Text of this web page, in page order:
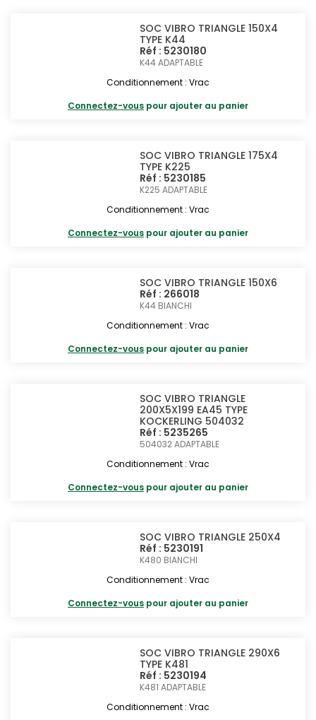
SOC VIBRO TRIANGLE 150X4
TYPE K44
Réf : 5230180
K44ADAPTABLE
Conditionnement : Vrac
Connectez-vous pour ajouter au panier
SOC VIBRO TRIANGLE 175X4
TYPE K225
Réf : 5230185
K225ADAPTABLE
Conditionnement : Vrac
Connectez-vous pour ajouter au panier
SOC VIBRO TRIANGLE 150X6
Réf : 266018
K44 BIANCHI
Conditionnement : Vrac
Connectez-vous pour ajouter au panier
SOC VIBRO TRIANGLE
200X5X199 EA45 TYPE
KOCKERLING 504032
Réf : 5235265
504032ADAPTABLE
Conditionnement : Vrac
Connectez-vous pour ajouter au panier
SOC VIBRO TRIANGLE 250X4
Réf : 5230191
K480 BIANCHI
Conditionnement : Vrac
Connectez-vous pour ajouter au panier
SOC VIBRO TRIANGLE 290X6
TYPE K481
Réf : 5230194
K481ADAPTABLE
Conditionnement : Vrac